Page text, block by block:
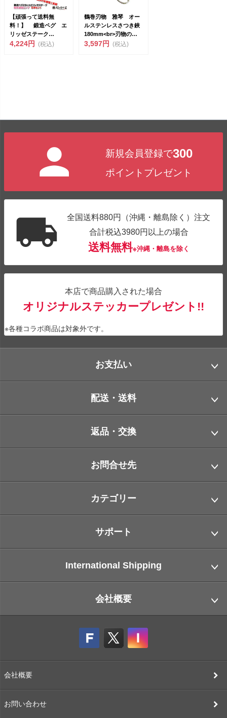
【頑張って送料無
料！】 鍛造ペグ エ
リッゼステーク
28cm 8本セット
4,224円 (税込)
鶴巻刃物 雅琴 オー
ルステンレスさつき鋏
180mm<br>刃物の町
新潟...
3,597円 (税込)
新規会員登録で300
ポイントプレゼント
全国送料880円（沖縄・離島除く）注文
合計税込3980円以上の場合
送料無料※沖縄・離島を除く
本店で商品購入された場合
オリジナルステッカープレゼント!!
※各種コラボ商品は対象外です。
お支払い
配送・送料
返品・交換
お問合せ先
カテゴリー
サポート
International Shipping
会社概要
会社概要
お問い合わせ